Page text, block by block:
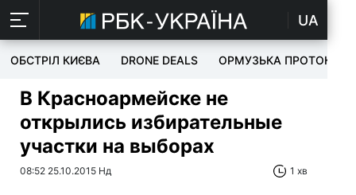
UA
ОБСТРІЛ КИЄВА DRONE DEALS ОРМУЗЬКА ПРОТОКА
В Красноармейске не
открылись избирательные
участки на выборах
08:52 25.10.2015 Нд 1 хв